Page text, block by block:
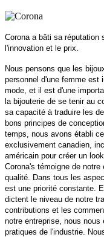
Corona a bâti sa réputation
l'innovation et le prix.
Nous pensons que les
personnel d'une femme est
mode, et il est d'une
la bijouterie de se tenir au
sa capacité à traduire les
bons principes de
temps, nous avons établi
exclusivement canadien,
américain pour créer un
Corona's témoigne de
qualité. Dans tous les
est une priorité constante.
dictent le niveau de notre
contributions et les
notre entreprise, nous nous
pratiques de l'industrie.